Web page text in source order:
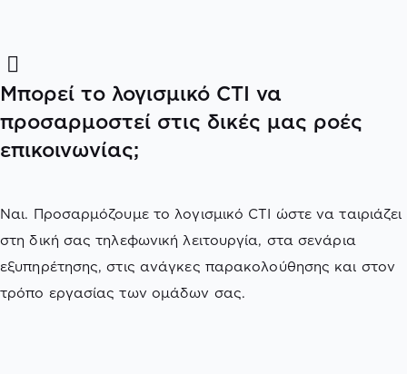
Μπορεί το λογισμικό CTI να
προσαρμοστεί στις δικές μας ροές
επικοινωνίας;
Ναι. Προσαρμόζουμε το λογισμικό CTI ώστε να ταιριάζει
στη δική σας τηλεφωνική λειτουργία, στα σενάρια
εξυπηρέτησης, στις ανάγκες παρακολούθησης και στον
τρόπο εργασίας των ομάδων σας.